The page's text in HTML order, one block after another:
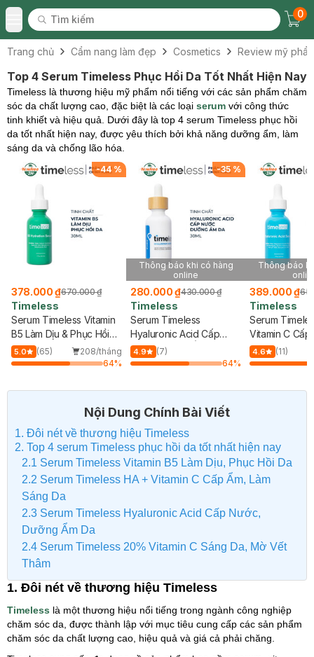
Toggle Menu
Tìm kiếm
Tìm kiếm
0
Trang chủ Cẩm nang làm đẹp Cosmetics Review mỹ
Top 4 Serum Timeless Phục Hồi Da Tốt Nhất Hiện Nay
Timeless là thương hiệu mỹ phẩm nổi tiếng với các sản phẩm chăm
sóc da chất lượng cao, đặc biệt là các loại serum với công thức
tinh khiết và hiệu quả. Dưới đây là top 4 serum Timeless phục hồi
da tốt nhất hiện nay, được yêu thích bởi khả năng dưỡng ẩm, làm
sáng da và chống lão hóa.
-44%
378.000 ₫670.000 ₫
Timeless
Serum Timeless Vitamin
B5 Làm Dịu & Phục Hồi
Da 30ml
5.0 (65)
208/tháng
64%
-35%
Thông báo khi có hàng
online
280.000 ₫430.000 ₫
Timeless
Serum Timeless
Hyaluronic Acid Cấp
Nước, Dưỡng Ẩm Da
30ml
4.9
(7)
64%
Thông báo
389.000 ₫
Timeless
Serum
Vitamin C Cấp
Sáng Da 30ml
4.6 (11)
Nội Dung Chính Bài Viết
1. Đôi nét về thương hiệu Timeless
2. Top 4 serum Timeless phục hồi da tốt nhất hiện nay
2.1 Serum Timeless Vitamin B5 Làm Dịu, Phục Hồi Da
2.2 Serum Timeless HA + Vitamin C Cấp Ẩm, Làm
Sáng Da
2.3 Serum Timeless Hyaluronic Acid Cấp Nước,
Dưỡng Ẩm Da
2.4 Serum Timeless 20% Vitamin C Sáng Da, Mờ Vết
Thâm
1. Đôi nét về thương hiệu Timeless
Timeless là một thương hiệu nổi tiếng trong ngành công nghiệp
chăm sóc da, được thành lập với mục tiêu cung cấp các sản phẩm
chăm sóc da chất lượng cao, hiệu quả và giá cả phải chăng.